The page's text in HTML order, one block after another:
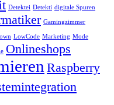
Detektei Detekti digitale Spuren
Gamingzimmer
LowCode Marketing Mode
Onlineshops
Raspberry